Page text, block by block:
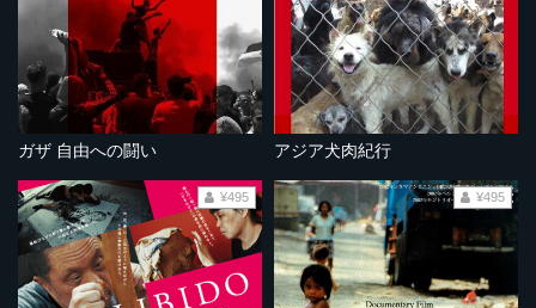
ガザ 自由への闘い アジア犬肉紀行
¥495 ¥495